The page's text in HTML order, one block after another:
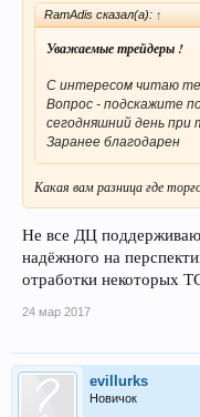
RamAdis сказал(а): ↑
Уважаемые трейдеры !
С интересом читаю
Вопрос - подскажите
сегодняшний день при
Заранее благодарен
Какая вам разница где
Не все ДЦ
надёжного на
отработки некоторых
24 мар 2017
evillurks
Новичок